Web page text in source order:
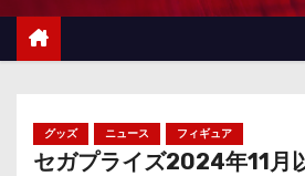
グッズ ニュース フィギュア
セガプライズ2024年11月